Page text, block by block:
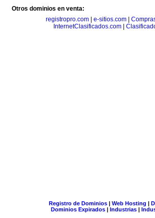
Otros dominios en venta:
registropro.com
e-sitios.com
InternetClasificados.com|
Registro de Dominios| Web Hosting |
Dominios Expirados | Industrias |